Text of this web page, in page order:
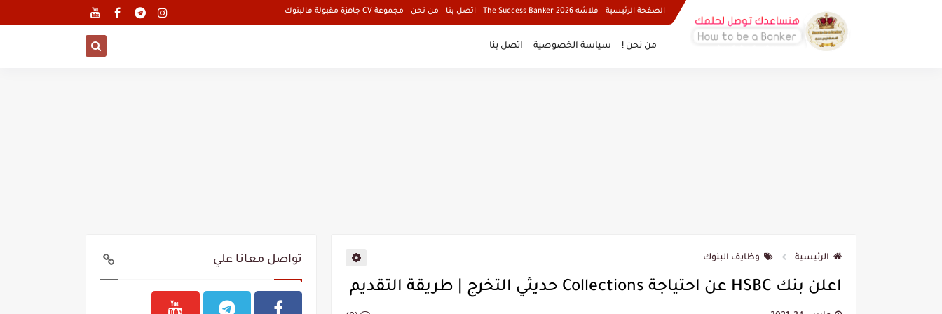
الصفحة الرئيسية فلاشه The Success Banker 2026 اتصل بنا من نحن مجموعة CV جاهزة مقبولة فالبنوك
من نحن ! سياسة الخصوصية اتصل بنا
الرئيسية وظايف البنوك
اعلن بنك HSBC عن احتياجة Collections حديثي التخرج | طريقة التقديم
تواصل معانا علي